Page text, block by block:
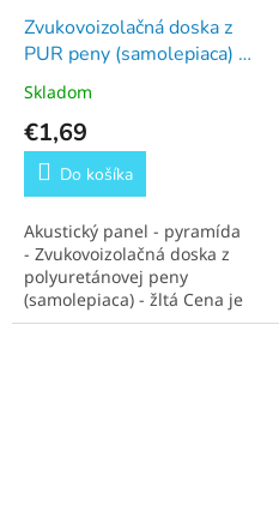
s
k
–
e
s
h
o
p
Zvukovoizolačná doska z
PUR peny (samolepiaca) -
žltá- 1 cm
Skladom
€1,69
Do košíka
Akustický panel - pyramída
- Zvukovoizolačná doska z
polyuretánovej peny
(samolepiaca) - žltá Cena je
za 1 kus. Rozmery 50x50x1